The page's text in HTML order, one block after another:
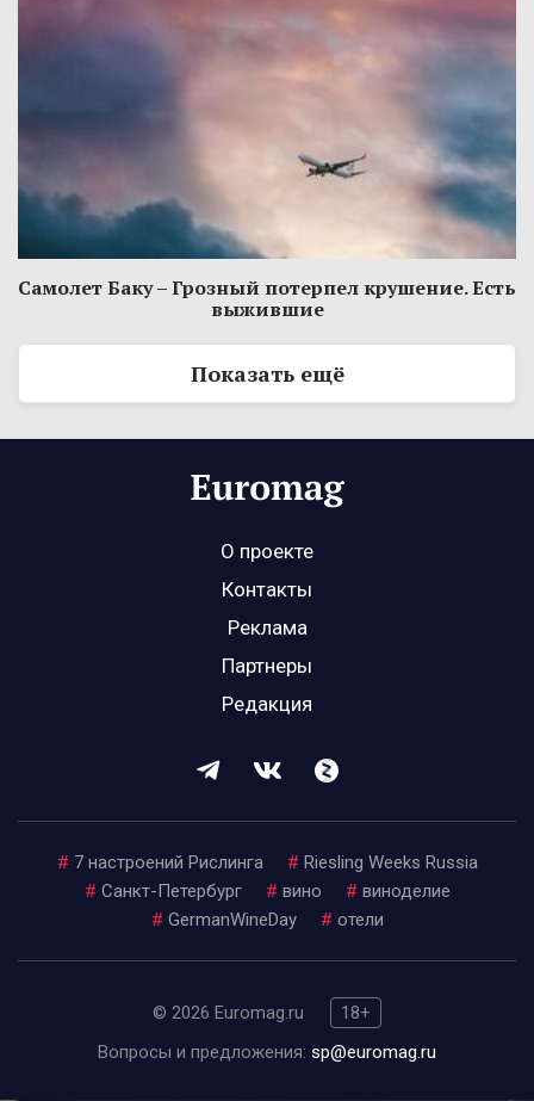
Самолет Баку – Грозный потерпел крушение. Есть
выжившие
Показать ещё
О проекте
Контакты
Реклама
Партнеры
Редакция
# 7 настроений Рислинга # Riesling Weeks Russia
# Санкт-Петербург # вино # виноделие
# GermanWineDay # отели
© 2026 Euromag.ru
18+
Вопросы и предложения: sp@euromag.ru